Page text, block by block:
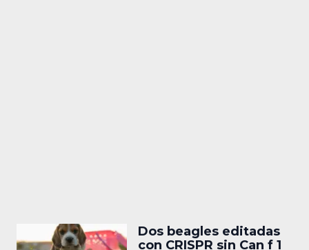
Dos beagles editadas
con CRISPR sin Can f 1